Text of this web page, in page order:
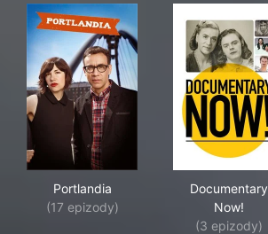
Portlandia
(17 epizody)
Documentary
Now!
(3 epizody)